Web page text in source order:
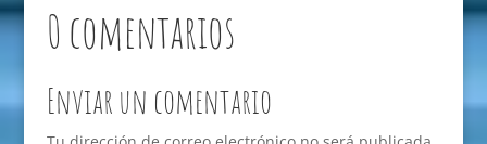
0 comentarios
Enviar un comentario